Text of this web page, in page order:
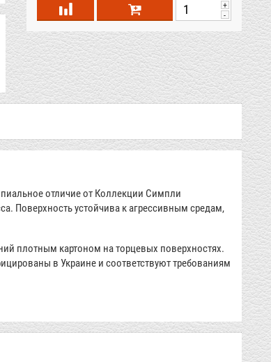
-
+
отличие от Коллекции Симпли
Поверхность устойчива к агрессивным средам,
плотным картоном на торцевых поверхностях.
в Украине и соответствуют требованиям